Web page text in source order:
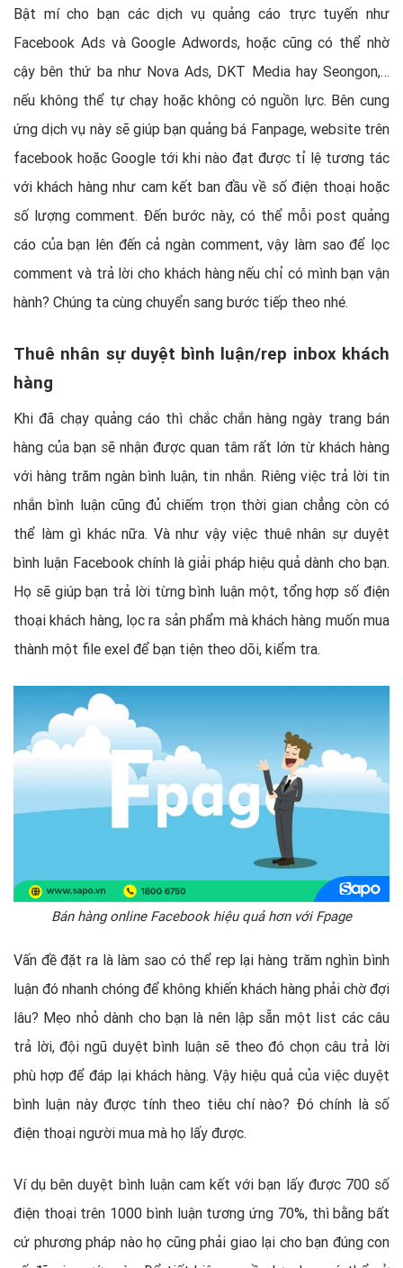
Bật mí cho bạn các dịch vụ quảng cáo trực tuyến như
Facebook Ads và Google Adwords, hoặc cũng có thể nhờ
cậy bên thứ ba như Nova Ads, DKT Media hay Seongon,…
nếu không thể tự chạy hoặc không có nguồn lực. Bên cung
ứng dịch vụ này sẽ giúp bạn quảng bá Fanpage, website trên
facebook hoặc Google tới khi nào đạt được tỉ lệ tương tác
với khách hàng như cam kết ban đầu về số điện thoại hoặc
số lượng comment. Đến bước này, có thể mỗi post quảng
cáo của bạn lên đến cả ngàn comment, vậy làm sao để lọc
comment và trả lời cho khách hàng nếu chỉ có mình bạn vận
hành? Chúng ta cùng chuyển sang bước tiếp theo nhé.
Thuê nhân sự duyệt bình luận/rep inbox khách
hàng
Khi đã chạy quảng cáo thì chắc chắn hàng ngày trang bán
hàng của bạn sẽ nhận được quan tâm rất lớn từ khách hàng
với hàng trăm ngàn bình luận, tin nhắn. Riêng việc trả lời tin
nhắn bình luận cũng đủ chiếm trọn thời gian chẳng còn có
thể làm gì khác nữa. Và như vậy việc thuê nhân sự duyệt
bình luận Facebook chính là giải pháp hiệu quả dành cho bạn.
Họ sẽ giúp bạn trả lời từng bình luận một, tổng hợp số điện
thoại khách hàng, lọc ra sản phẩm mà khách hàng muốn mua
thành một file exel để bạn tiện theo dõi, kiểm tra.
Bán hàng online Facebook hiệu quả hơn với Fpage
Vấn đề đặt ra là làm sao có thể rep lại hàng trăm nghìn bình
luận đó nhanh chóng để không khiến khách hàng phải chờ đợi
lâu? Mẹo nhỏ dành cho bạn là nên lập sẵn một list các câu
trả lời, đội ngũ duyệt bình luận sẽ theo đó chọn câu trả lời
phù hợp để đáp lại khách hàng. Vậy hiệu quả của việc duyệt
bình luận này được tính theo tiêu chí nào? Đó chính là số
điện thoại người mua mà họ lấy được.
Ví dụ bên duyệt bình luận cam kết với bạn lấy được 700 số
điện thoại trên 1000 bình luận tương ứng 70%, thì bằng bất
cứ phương pháp nào họ cũng phải giao lại cho bạn đúng con